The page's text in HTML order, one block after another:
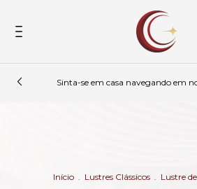
Sinta-se em casa navegando em
Início . Lustres Clássicos . Lustre